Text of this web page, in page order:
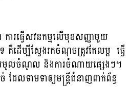
រធ្វើសវនកម្មលើមុខសញ្ញាមួយ
គឺដើម្បីស្វែងរកចំណុចត្រូវកែលម្អ ធ្វើ
រមូលចំណូល និងការចំណាយផ្សេងៗ។
ច់ ដែលទាមទាឲ្យមន្ត្រីជំនាញពាក់ព័ន្ធ